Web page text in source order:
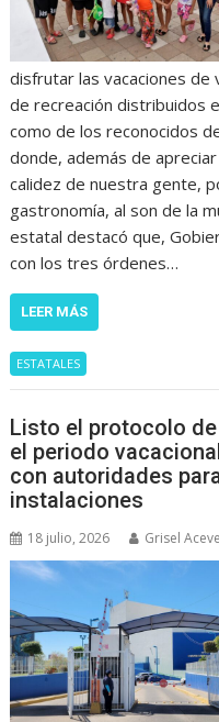
disfrutar las vacaciones
de recreación distribuidos
como de los reconocidos
donde, además de
calidez de nuestra gente,
gastronomía, al son de la
estatal destacó que,
con los tres órdenes…
LEER MÁS
ESTATALES
Listo el protocolo
el periodo
con autoridades
instalaciones
18 julio, 2026 Grisel